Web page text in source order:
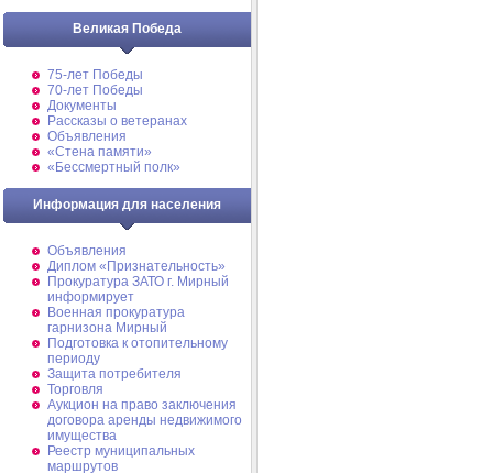
Великая Победа
75-лет Победы
70-лет Победы
Документы
Рассказы о ветеранах
Объявления
«Стена памяти»
«Бессмертный полк»
Информация для населения
Объявления
Диплом «Признательность»
Прокуратура ЗАТО г. Мирный
информирует
Военная прокуратура
гарнизона Мирный
Подготовка к отопительному
периоду
Защита потребителя
Торговля
Аукцион на право заключения
договора аренды недвижимого
имущества
Реестр муниципальных
маршрутов